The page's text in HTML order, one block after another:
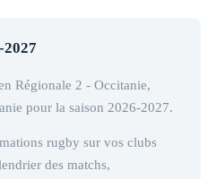
Régionale 2 - Occitanie,
pour la saison 2026-2027.
rugby sur vos clubs
des matchs,